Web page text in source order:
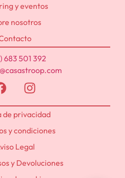
y eventos
nosotros
683 501 392
de privacidad
y condiciones
Legal
y Devoluciones